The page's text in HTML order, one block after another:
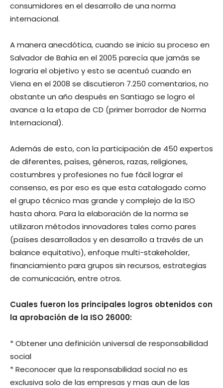
consumidores en el desarrollo de una norma
internacional.
A manera anecdótica, cuando se inicio su proceso en
Salvador de Bahía en el 2005 parecía que jamás se
lograría el objetivo y esto se acentuó cuando en
Viena en el 2008 se discutieron 7.250 comentarios, no
obstante un año después en Santiago se logro el
avance a la etapa de CD (primer borrador de Norma
Internacional).
Además de esto, con la participación de 450 expertos
de diferentes, países, géneros, razas, religiones,
costumbres y profesiones no fue fácil lograr el
consenso, es por eso es que esta catalogado como
el grupo técnico mas grande y complejo de la ISO
hasta ahora. Para la elaboración de la norma se
utilizaron métodos innovadores tales como pares
(países desarrollados y en desarrollo a través de un
balance equitativo), enfoque multi-stakeholder,
financiamiento para grupos sin recursos, estrategias
de comunicación, entre otros.
Cuales fueron los principales logros obtenidos con
la aprobación de la ISO 26000:
* Obtener una definición universal de responsabilidad
social
* Reconocer que la responsabilidad social no es
exclusiva solo de las empresas y mas aun de las